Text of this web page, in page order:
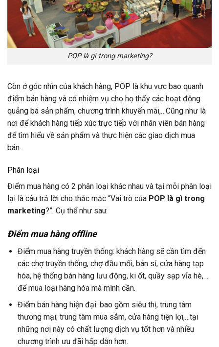
POP là gì trong marketing?
Còn ở góc nhìn của khách hàng, POP là khu vực bao quanh
điểm bán hàng và có nhiệm vụ cho họ thấy các hoạt động
quảng bá sản phẩm, chương trình khuyến mãi,…Cũng như là
nơi để khách hàng tiếp xúc trực tiếp với nhân viên bán hàng
để tìm hiểu về sản phẩm và thực hiện các giao dịch mua
bán.
Phân loại
Điểm mua hàng có 2 phân loại khác nhau và tại mỗi phân loại
lại là câu trả lời cho thắc mắc “Vai trò của POP là gì trong
marketing?”. Cụ thể như sau:
Điểm mua hàng offline
Điểm mua hàng truyền thống: khách hàng sẽ cần tìm đến
các chợ truyền thống, chợ đầu mối, bán sỉ, cửa hàng tạp
hóa, hệ thống bán hàng lưu động, ki ốt, quầy sạp vỉa hè,…
để mua loại hàng hóa mà mình cần.
Điểm bán hàng hiện đại: bao gồm siêu thị, trung tâm
thương mại; trung tâm mua sắm, cửa hàng tiện lợi,…tại
những nơi này có chất lượng dịch vụ tốt hơn và nhiều
chương trình ưu đãi hấp dẫn hơn.